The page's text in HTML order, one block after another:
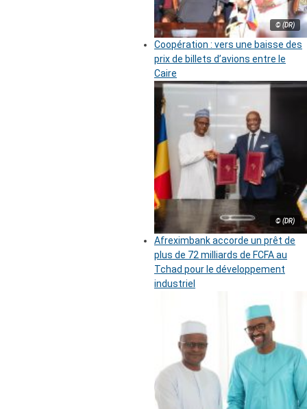
© (DR)
Coopération : vers une baisse des
prix de billets d’avions entre le
Caire
© (DR)
Afreximbank accorde un prêt de
plus de 72 milliards de FCFA au
Tchad pour le développement
industriel